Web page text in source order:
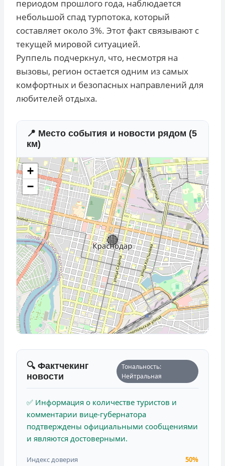
периодом прошлого года, наблюдается
небольшой спад турпотока, который
составляет около 3%. Этот факт связывают с
текущей мировой ситуацией.
Руппель подчеркнул, что, несмотря на
вызовы, регион остается одним из самых
комфортных и безопасных направлений для
любителей отдыха.
📍 Место события и новости рядом (5
км)
🔴
+
−
🔍 Фактчекинг
новости
Тональность:
Нейтральная
✅ Информация о количестве туристов и
комментарии вице-губернатора
подтверждены официальными сообщениями
и являются достоверными.
Индекс доверия 50%